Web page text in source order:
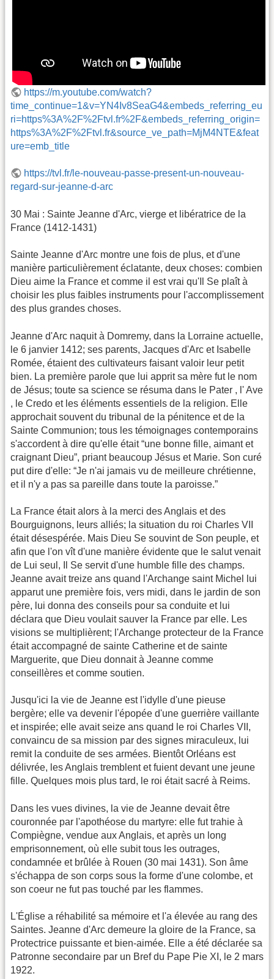
https://m.youtube.com/watch?
time_continue=1&v=YN4Iv8SeaG4&embeds_referring_eu
ri=https%3A%2F%2Ftvl.fr%2F&embeds_referring_origin=
https%3A%2F%2Ftvl.fr&source_ve_path=MjM4NTE&feat
ure=emb_title
https://tvl.fr/le-nouveau-passe-present-un-nouveau-
regard-sur-jeanne-d-arc
30 Mai : Sainte Jeanne d'Arc, vierge et libératrice de la
France (1412-1431)
Sainte Jeanne d'Arc montre une fois de plus, et d'une
manière particulièrement éclatante, deux choses: combien
Dieu aime la France et comme il est vrai qu'Il Se plaît à
choisir les plus faibles instruments pour l'accomplissement
des plus grandes choses.
Jeanne d'Arc naquit à Domremy, dans la Lorraine actuelle,
le 6 janvier 1412; ses parents, Jacques d'Arc et Isabelle
Romée, étaient des cultivateurs faisant valoir leur petit
bien. La première parole que lui apprit sa mère fut le nom
de Jésus; toute sa science se résuma dans le Pater , l' Ave
, le Credo et les éléments essentiels de la religion. Elle
approchait souvent du tribunal de la pénitence et de la
Sainte Communion; tous les témoignages contemporains
s'accordent à dire qu'elle était “une bonne fille, aimant et
craignant Dieu”, priant beaucoup Jésus et Marie. Son curé
put dire d'elle: “Je n'ai jamais vu de meilleure chrétienne,
et il n'y a pas sa pareille dans toute la paroisse.”
La France était alors à la merci des Anglais et des
Bourguignons, leurs alliés; la situation du roi Charles VII
était désespérée. Mais Dieu Se souvint de Son peuple, et
afin que l'on vît d'une manière évidente que le salut venait
de Lui seul, Il Se servit d'une humble fille des champs.
Jeanne avait treize ans quand l'Archange saint Michel lui
apparut une première fois, vers midi, dans le jardin de son
père, lui donna des conseils pour sa conduite et lui
déclara que Dieu voulait sauver la France par elle. Les
visions se multiplièrent; l'Archange protecteur de la France
était accompagné de sainte Catherine et de sainte
Marguerite, que Dieu donnait à Jeanne comme
conseillères et comme soutien.
Jusqu'ici la vie de Jeanne est l'idylle d'une pieuse
bergère; elle va devenir l'épopée d'une guerrière vaillante
et inspirée; elle avait seize ans quand le roi Charles VII,
convaincu de sa mission par des signes miraculeux, lui
remit la conduite de ses armées. Bientôt Orléans est
délivrée, les Anglais tremblent et fuient devant une jeune
fille. Quelques mois plus tard, le roi était sacré à Reims.
Dans les vues divines, la vie de Jeanne devait être
couronnée par l'apothéose du martyre: elle fut trahie à
Compiègne, vendue aux Anglais, et après un long
emprisonnement, où elle subit tous les outrages,
condamnée et brûlée à Rouen (30 mai 1431). Son âme
s'échappa de son corps sous la forme d'une colombe, et
son coeur ne fut pas touché par les flammes.
L'Église a réhabilité sa mémoire et l'a élevée au rang des
Saintes. Jeanne d'Arc demeure la gloire de la France, sa
Protectrice puissante et bien-aimée. Elle a été déclarée sa
Patronne secondaire par un Bref du Pape Pie XI, le 2 mars
1922.